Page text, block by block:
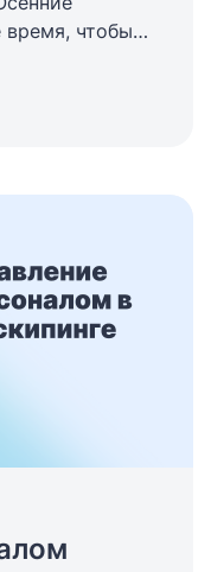
чтобы
ни один
и увеличить